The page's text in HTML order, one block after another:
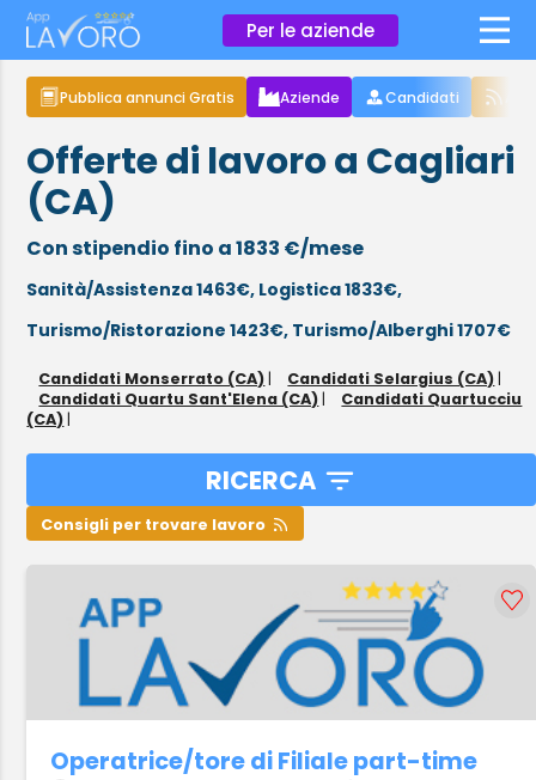
Per le aziende ×
Pubblica annunci Gratis Aziende Candidati
Offerte di lavoro a Cagliari
(CA)
Con stipendio fino a 1833 €/mese
Sanità/Assistenza 1463€, Logistica 1833€,
Turismo/Ristorazione 1423€, Turismo/Alberghi 1707€
Candidati Monserrato (CA) | Candidati Selargius (CA) |
Candidati Quartu Sant'Elena (CA) |
Candidati Quartucciu
(CA) |
RICERCA
Consigli per trovare lavoro
Operatrice/tore di Filiale part-time